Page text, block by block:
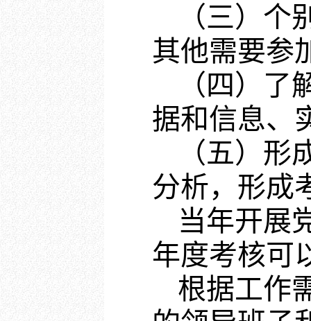
（三）
其他需要参
（四）
据和信息、
（五）
分析，形成
当年开展
年度考核可
根据工作